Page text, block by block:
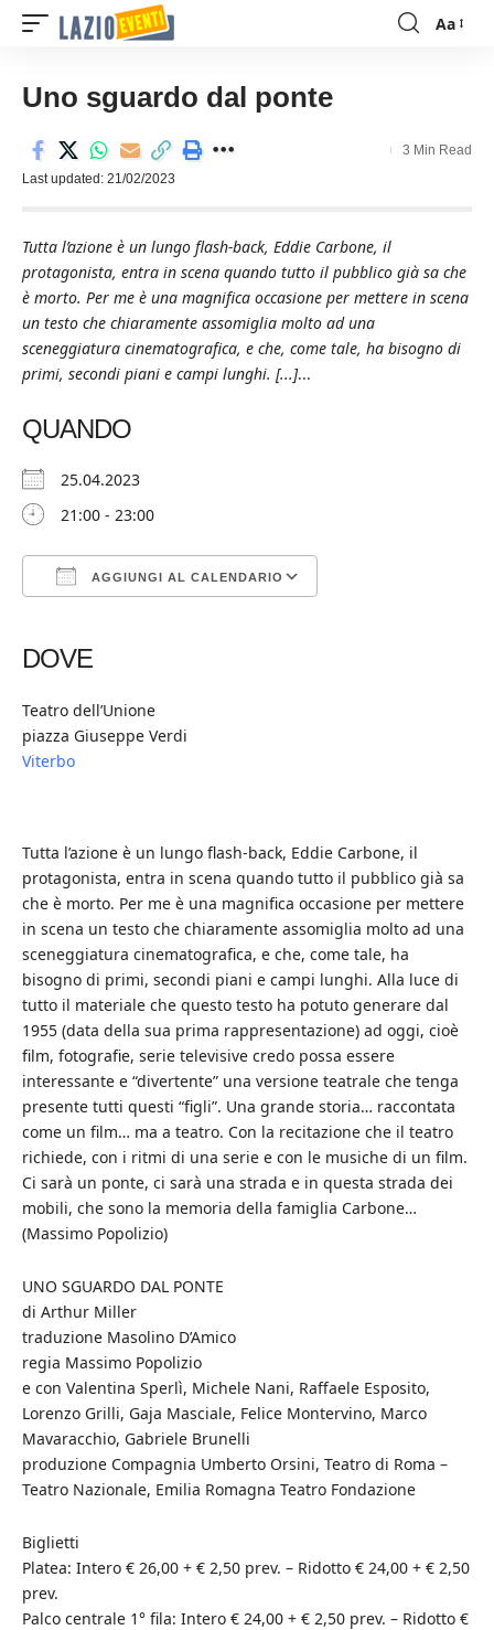
Font
Aa
Uno sguardo dal ponte
Last updated: 21/02/2023
3 Min Read
Tutta l’azione è un lungo flash-back, Eddie Carbone, il
protagonista, entra in scena quando tutto il pubblico già sa che
è morto. Per me è una magnifica occasione per mettere in scena
un testo che chiaramente assomiglia molto ad una
sceneggiatura cinematografica, e che, come tale, ha bisogno di
primi, secondi piani e campi lunghi. [...]...
QUANDO
25.04.2023
21:00 - 23:00
AGGIUNGI AL CALENDARIO
DOVE
Teatro dell’Unione
piazza Giuseppe Verdi
Viterbo
Tutta l’azione è un lungo flash-back, Eddie Carbone, il
protagonista, entra in scena quando tutto il pubblico già sa
che è morto. Per me è una magnifica occasione per mettere
in scena un testo che chiaramente assomiglia molto ad una
sceneggiatura cinematografica, e che, come tale, ha
bisogno di primi, secondi piani e campi lunghi. Alla luce di
tutto il materiale che questo testo ha potuto generare dal
1955 (data della sua prima rappresentazione) ad oggi, cioè
film, fotografie, serie televisive credo possa essere
interessante e “divertente” una versione teatrale che tenga
presente tutti questi “figli”. Una grande storia… raccontata
come un film… ma a teatro. Con la recitazione che il teatro
richiede, con i ritmi di una serie e con le musiche di un film.
Ci sarà un ponte, ci sarà una strada e in questa strada dei
mobili, che sono la memoria della famiglia Carbone…
(Massimo Popolizio)
UNO SGUARDO DAL PONTE
di Arthur Miller
traduzione Masolino D’Amico
regia Massimo Popolizio
e con Valentina Sperlì, Michele Nani, Raffaele Esposito,
Lorenzo Grilli, Gaja Masciale, Felice Montervino, Marco
Mavaracchio, Gabriele Brunelli
produzione Compagnia Umberto Orsini, Teatro di Roma –
Teatro Nazionale, Emilia Romagna Teatro Fondazione
Biglietti
Platea: Intero € 26,00 + € 2,50 prev. – Ridotto € 24,00 + € 2,50
prev.
Palco centrale 1° fila: Intero € 24,00 + € 2,50 prev. – Ridotto €